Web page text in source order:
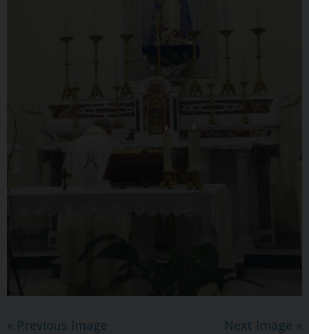
« Previous Image Next Image »